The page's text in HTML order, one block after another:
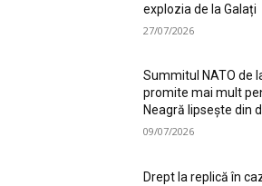
explozia de la Galați
27/07/2026
Summitul NATO de
promite mai mult
Neagră lipsește din
09/07/2026
Drept la replică în